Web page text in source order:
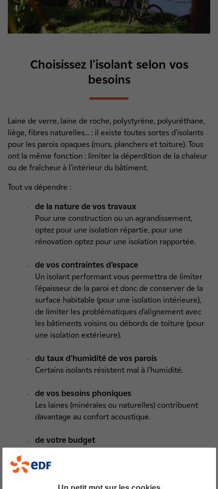
Choisissez l'isolant selon vos
besoins
Laine de verre, laine de roche, polystyrène, polyuréthane,
liège, fibres naturelles… : il existe toutes sortes d’isolants
pour les parois opaques (murs, planchers et toiture). Tous
ont la même fonction : limiter la déperdition de la chaleur
ou de fraîcheur à l’intérieur du bâtiment.
Tout va dépendre :
de la nature de vos travaux
Pour une construction ou un agrandissement,
optez pour une isolation répartie, pour une
rénovation optez pour une isolation rapportée.
de vos contraintes d’espace
Un isolant performant vous permettra de limiter
l’épaisseur de la paroi et donc de conserver de la
surface habitable (pour une isolation intérieure),
de limiter les problématiques d’alignement avec
les bâtiments voisins ou débords de toiture (pour
une isolation extérieure).
du taux d’humidité de vos parois
Certains isolants résistent mal à l’humidité.
de vos besoins phoniques
Les laines (minérales ou naturelles) contribuent
davantage au confort acoustique.
de votre budget
qualité/prix.
de contraintes réglementaires